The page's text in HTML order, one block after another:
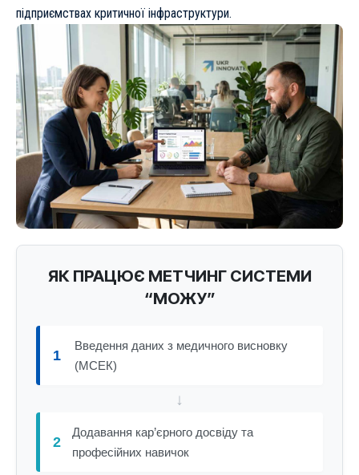
підприємствах критичної інфраструктури.
ЯК ПРАЦЮЄ МЕТЧИНГ СИСТЕМИ
“МОЖУ”
1
Введення даних з медичного висновку
(МСЕК)
↓
2
Додавання кар’єрного досвіду та
професійних навичок